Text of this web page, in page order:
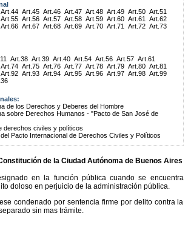
Art.44 Art.45 Art.46 Art.47 Art.48 Art.49 Art.50 Art.51
Art.55 Art.56 Art.57 Art.58 Art.59 Art.60 Art.61
Art.62
Art.66 Art.67 Art.68 Art.69 Art.70 Art.71 Art.72 Art.73
Art.38 Art.39 Art.40 Art.54 Art.56 Art.57 Art.61
Art.74 Art.75 Art.76 Art.77 Art.78 Art.79 Art.80 Art.81
Art.92 Art.93 Art.94 Art.95 Art.96 Art.97 Art.98 Art.99
de los Derechos y Deberes del Hombre
sobre Derechos Humanos - "Pacto de San José de
derechos civiles y políticos
Pacto Internacional de Derechos Civiles y Políticos
de la Ciudad Autónoma de Buenos Aires
en la función pública cuando se encuentra
doloso en perjuicio de la administración pública.
condenado por sentencia firme por delito contra la
sin mas trámite.